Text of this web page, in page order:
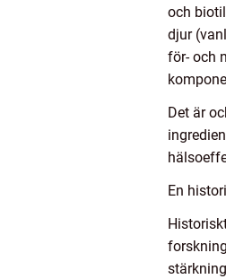
och
djur
för- och
Det är
En